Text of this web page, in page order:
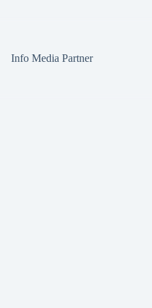
Info Media Partner